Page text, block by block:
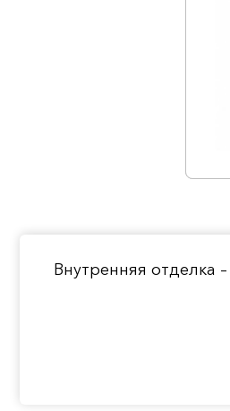
Внутренняя отделка